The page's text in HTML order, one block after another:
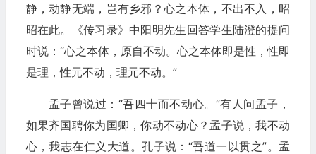
静，动静无端，岂有乡邪？心之本体，不出不入，昭
昭在此。《传习录》中阳明先生回答学生陆澄的提问
时说：“心之本体，原自不动。心之本体即是性，性即
是理，性元不动，理元不动。”
孟子曾说过：“吾四十而不动心。”有人问孟子，
如果齐国聘你为国卿，你动不动心？孟子说，我不动
心，我志在仁义大道。孔子说：“吾道一以贯之”。孟